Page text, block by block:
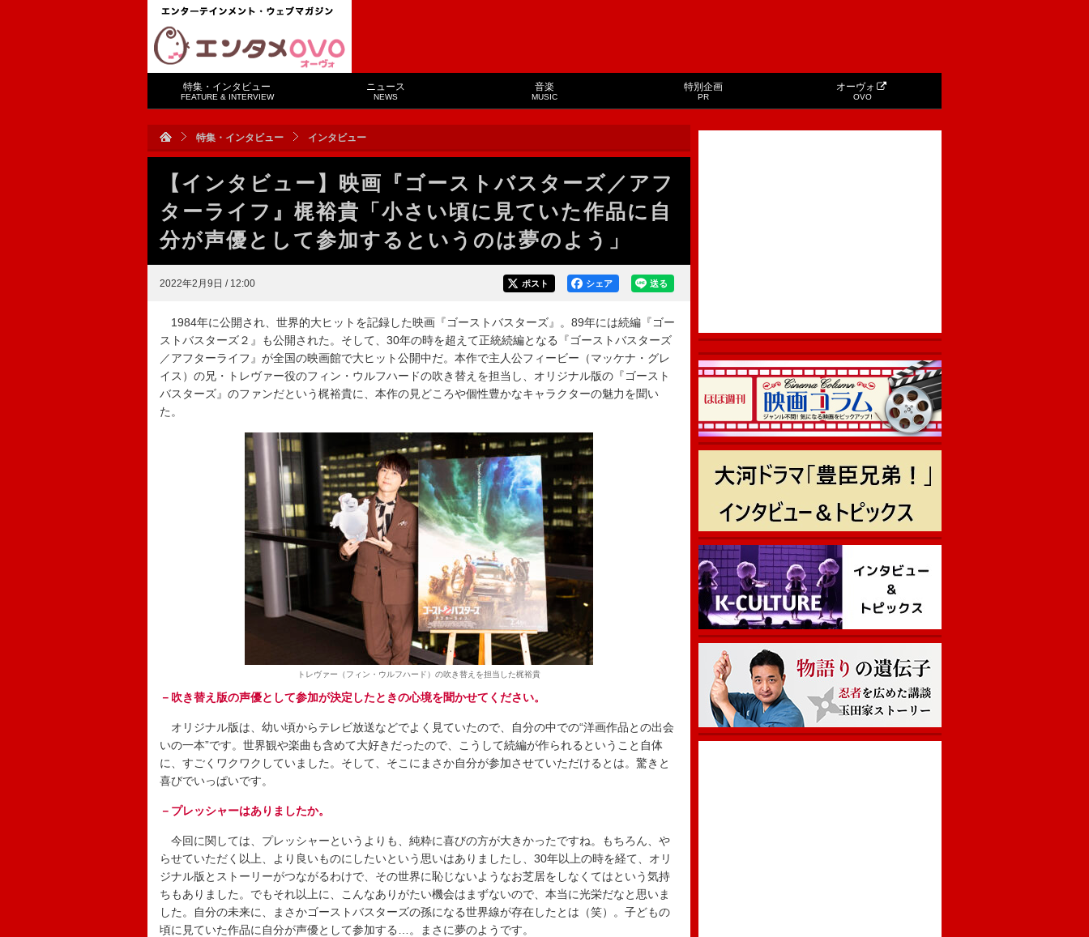
特集・インタビュー
FEATURE & INTERVIEW
ニュース
NEWS
音楽
MUSIC
特別企画
PR
オーヴォ
OVO
特集・インタビュー インタビュー
【インタビュー】映画『ゴーストバスターズ／アフ
ターライフ』梶裕貴「小さい頃に見ていた作品に自
分が声優として参加するというのは夢のよう」
2022年2月9日 / 12:00 送る
シェア
ポスト
1984年に公開され、世界的大ヒットを記録した映画『ゴーストバスターズ』。89年には続編『ゴー
ストバスターズ２』も公開された。そして、30年の時を超えて正統続編となる『ゴーストバスターズ
／アフターライフ』が全国の映画館で大ヒット公開中だ。本作で主人公フィービー（マッケナ・グレ
イス）の兄・トレヴァー役のフィン・ウルフハードの吹き替えを担当し、オリジナル版の『ゴースト
バスターズ』のファンだという梶裕貴に、本作の見どころや個性豊かなキャラクターの魅力を聞い
た。
トレヴァー（フィン・ウルフハード）の吹き替えを担当した梶裕貴
－吹き替え版の声優として参加が決定したときの心境を聞かせてください。
オリジナル版は、幼い頃からテレビ放送などでよく見ていたので、自分の中での“洋画作品との出会
いの一本”です。世界観や楽曲も含めて大好きだったので、こうして続編が作られるということ自体
に、すごくワクワクしていました。そして、そこにまさか自分が参加させていただけるとは。驚きと
喜びでいっぱいです。
－プレッシャーはありましたか。
今回に関しては、プレッシャーというよりも、純粋に喜びの方が大きかったですね。もちろん、や
らせていただく以上、より良いものにしたいという思いはありましたし、30年以上の時を経て、オリ
ジナル版とストーリーがつながるわけで、その世界に恥じないようなお芝居をしなくてはという気持
ちもありました。でもそれ以上に、こんなありがたい機会はまずないので、本当に光栄だなと思いま
した。自分の未来に、まさかゴーストバスターズの孫になる世界線が存在したとは（笑）。子どもの
頃に見ていた作品に自分が声優として参加する…。まさに夢のようです。